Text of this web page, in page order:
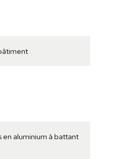
aluminium à battant